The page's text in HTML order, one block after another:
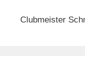
Clubmeister